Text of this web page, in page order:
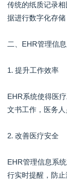
传统的纸质记录
据进行数字化存
二、EHR管理信
1. 提升工作效率
EHR系统使得医
文书工作，医务
2. 改善医疗安全
EHR管理信息系
行实时提醒，防止